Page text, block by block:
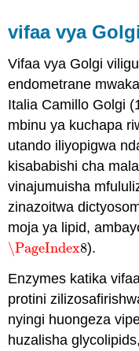
vifaa vya Golgi
Vifaa vya Golgi
endometrane
Italia Camillo Golgi
mbinu ya kuchapa
utando iliyopigwa
kisababishi cha
vinajumuisha
zinazoitwa
moja ya lipid,
\PageIndex8
\PageIndex8).
Enzymes katika
protini
nyingi huongeza
huzalisha